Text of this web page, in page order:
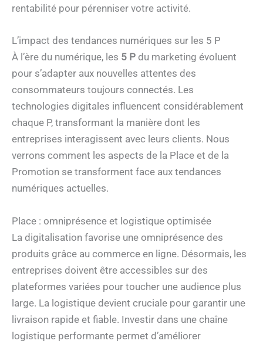
rentabilité pour pérenniser votre activité.
L’impact des tendances numériques sur les 5 P
À l’ère du numérique, les 5 P du marketing évoluent
pour s’adapter aux nouvelles attentes des
consommateurs toujours connectés. Les
technologies digitales influencent considérablement
chaque P, transformant la manière dont les
entreprises interagissent avec leurs clients. Nous
verrons comment les aspects de la Place et de la
Promotion se transforment face aux tendances
numériques actuelles.
Place : omniprésence et logistique optimisée
La digitalisation favorise une omniprésence des
produits grâce au commerce en ligne. Désormais, les
entreprises doivent être accessibles sur des
plateformes variées pour toucher une audience plus
large. La logistique devient cruciale pour garantir une
livraison rapide et fiable. Investir dans une chaîne
logistique performante permet d’améliorer